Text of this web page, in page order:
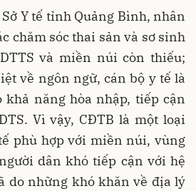
Y tế tỉnh Quảng Bình, nhân
chăm sóc thai sản và sơ sinh
và miền núi còn thiếu;
về ngôn ngữ, cán bộ y tế là
năng hòa nhập, tiếp cận
Vì vậy, CĐTB là một loại
phù hợp với miền núi, vùng
dân khó tiếp cận với hệ
do những khó khăn về địa lý